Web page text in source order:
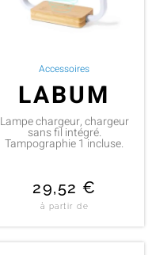
Accessoires
LABUM
Lampe chargeur, chargeur
sans fil intégré.
Tampographie 1 incluse.
29,52 €
à partir de